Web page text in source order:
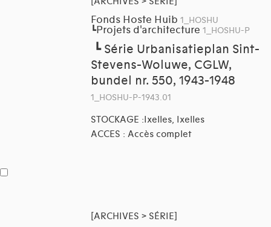
Fonds Hoste Huib 1_HOSHU
┗Projets d'architecture 1_HOSHU-P
┗ Série Urbanisatieplan Sint-
Stevens-Woluwe, CGLW,
bundel nr. 550, 1943-1948
1_HOSHU-P-1943.01
STOCKAGE :Ixelles, Ixelles
ACCES : Accès complet
[ARCHIVES > SÉRIE]